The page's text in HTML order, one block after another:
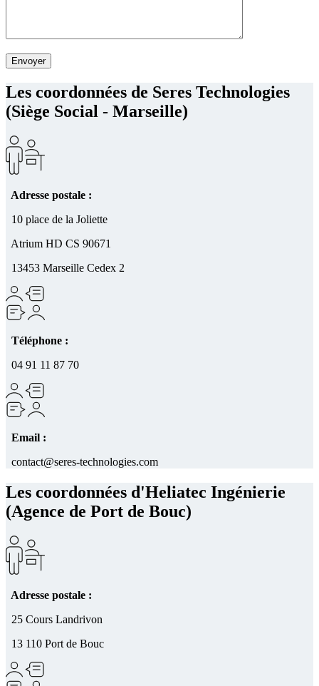
Les coordonnées de Seres Technologies
(Siège Social - Marseille)
Adresse postale :
10 place de la Joliette
Atrium HD CS 90671
13453 Marseille Cedex 2
Téléphone :
04 91 11 87 70
Email :
contact@seres-technologies.com
Les coordonnées d'Heliatec Ingénierie
(Agence de Port de Bouc)
Adresse postale :
25 Cours Landrivon
13 110 Port de Bouc